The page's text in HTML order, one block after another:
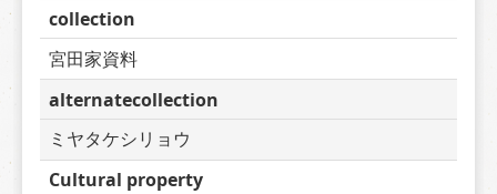
collection
宮田家資料
alternatecollection
ミヤタケシリョウ
Cultural property